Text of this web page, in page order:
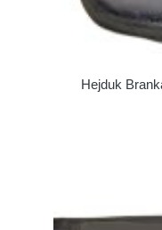
Hejduk